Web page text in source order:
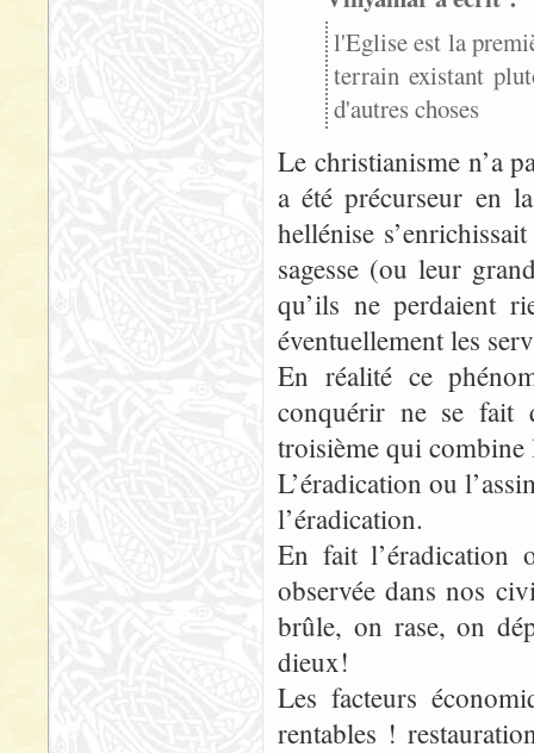
l'Eglise est la
terrain existant
d'autres choses
Le christianisme n’a
a été précurseur en
hellénise
sagesse (ou leur
qu’ils ne perdaient
éventuellement les
En réalité ce
conquérir ne se fait
troisième qui combine
L’éradication ou
l’éradication.
En fait l’éradication
observée dans nos
brûle, on rase, on
dieux!
Les facteurs
rentables !